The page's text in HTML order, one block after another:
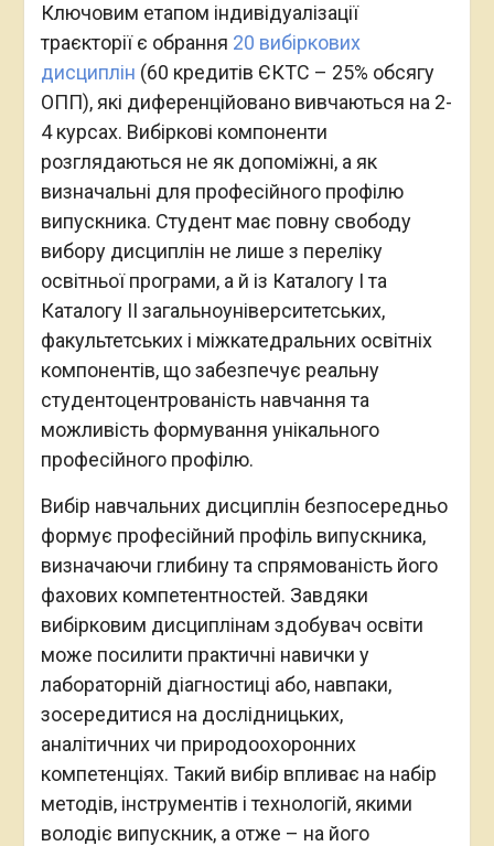
Ключовим етапом індивідуалізації
траєкторії є обрання 20 вибіркових
дисциплін (60 кредитів ЄКТС – 25% обсягу
ОПП), які диференційовано вивчаються на 2-
4 курсах. Вибіркові компоненти
розглядаються не як допоміжні, а як
визначальні для професійного профілю
випускника. Студент має повну свободу
вибору дисциплін не лише з переліку
освітньої програми, а й із Каталогу І та
Каталогу ІІ загальноуніверситетських,
факультетських і міжкатедральних освітніх
компонентів, що забезпечує реальну
студентоцентрованість навчання та
можливість формування унікального
професійного профілю.
Вибір навчальних дисциплін безпосередньо
формує професійний профіль випускника,
визначаючи глибину та спрямованість його
фахових компетентностей. Завдяки
вибірковим дисциплінам здобувач освіти
може посилити практичні навички у
лабораторній діагностиці або, навпаки,
зосередитися на дослідницьких,
аналітичних чи природоохоронних
компетенціях. Такий вибір впливає на набір
методів, інструментів і технологій, якими
володіє випускник, а отже – на його